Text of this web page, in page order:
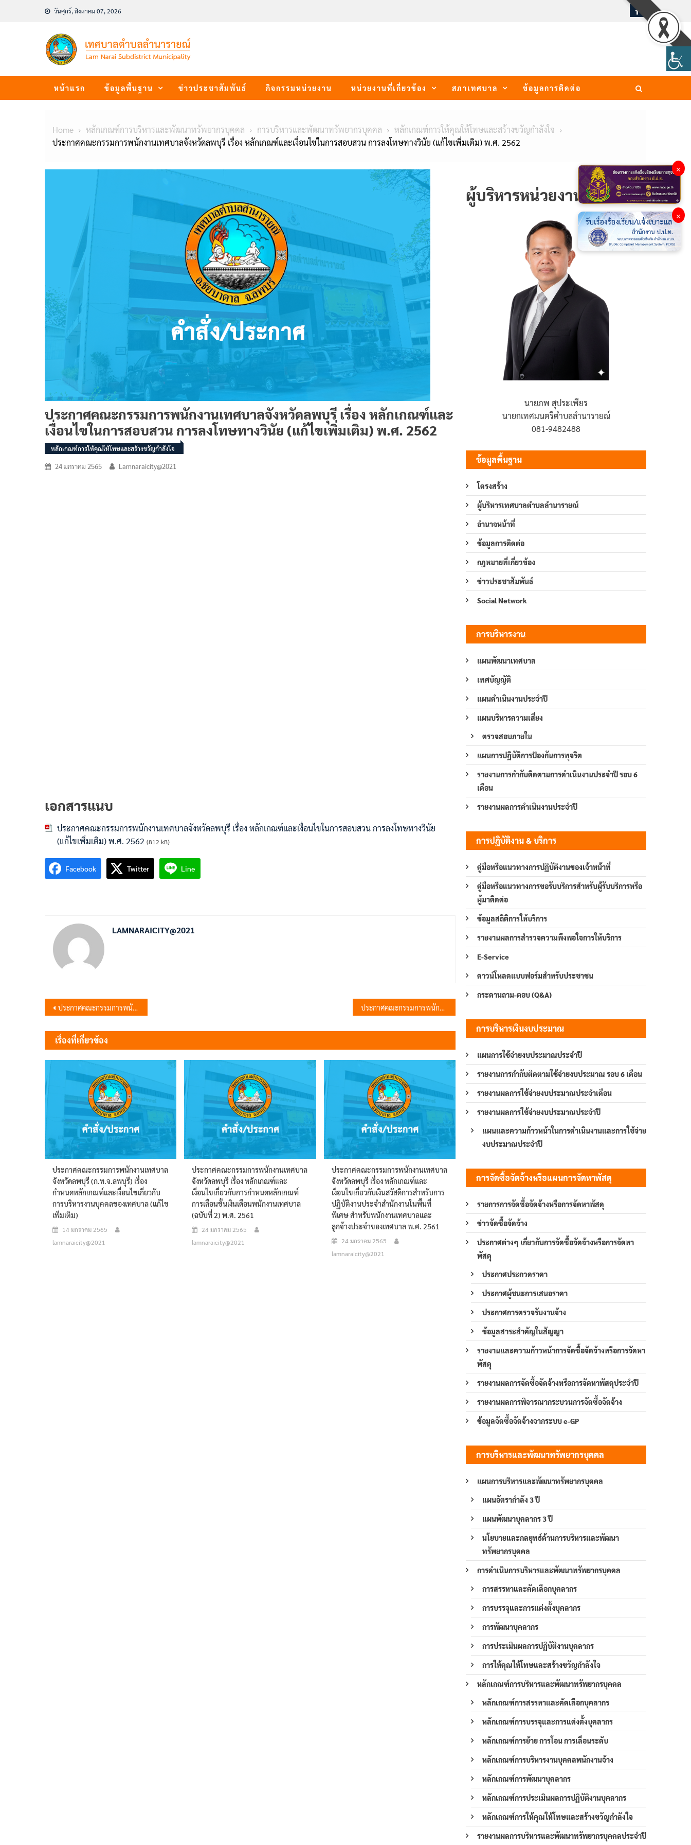
วันศุกร์, สิงหาคม 07, 2026
หน้าแรก ข้อมูลพื้นฐาน ข่าวประชาสัมพันธ์ กิจกรรมหน่วยงาน หน่วยงานที่เกี่ยวข้อง สภาเทศบาล ข้อมูลการติดต่อ
Home หลักเกณฑ์การบริหารและพัฒนาทรัพยากรบุคคล การบริหารและพัฒนาทรัพยากรบุคคล
หลักเกณฑ์การให้คุณให้โทษและสร้างขวัญกำลังใจ
ประกาศคณะกรรมการพนักงานเทศบาลจังหวัดลพบุรี เรื่อง หลักเกณฑ์และเงื่อนไขในการสอบสวน การลงโทษทางวินัย (แก้ไขเพิ่มเติม) พ.ศ. 2562
ประกาศคณะกรรมการพนักงานเทศบาลจังหวัดลพบุรี เรื่อง หลักเกณฑ์และ
เงื่อนไขในการสอบสวน การลงโทษทางวินัย (แก้ไขเพิ่มเติม) พ.ศ. 2562
หลักเกณฑ์การให้คุณให้โทษและสร้างขวัญกำลังใจ
24 มกราคม 2565 Lamnaraicity@2021
เอกสารแนบ
ประกาศคณะกรรมการพนักงานเทศบาลจังหวัดลพบุรี เรื่อง หลักเกณฑ์และเงื่อนไขในการสอบสวน การลงโทษทางวินัย
(แก้ไขเพิ่มเติม) พ.ศ. 2562 (812 kB)
Facebook Twitter Line
LAMNARAICITY@2021
แนะแนว
เรื่อง
ประกาศคณะกรรมการพนักงานเทศบาลจังหวัดลพบุรี เรื่อง หลักเกณฑ์และเงื่อนไขเกี่ยวกับสิทธิการอุทธรณ์ การพิจาณาอุทธรณ์และการร้องทุกข์ พ.ศ. 2558 ประกาศคณะกรรมการพนักงานเทศบาลจังหวัดลพบุรี เรื่อง หลักเกณฑ์และเงื่อนไขในการสอบสวน การลงโทษทางวินัย พ.ศ. 2558
เรื่องที่เกี่ยวข้อง
ประกาศคณะกรรมการพนักงานเทศบาล
จังหวัดลพบุรี (ก.ท.จ.ลพบุรี) เรื่อง
กำหนดหลักเกณฑ์และเงื่อนไขเกี่ยวกับ
การบริหารงานบุคคลของเทศบาล (แก้ไข
เพิ่มเติม)
14 มกราคม 2565
lamnaraicity@2021
ประกาศคณะกรรมการพนักงานเทศบาล
จังหวัดลพบุรี เรื่อง หลักเกณฑ์และ
เงื่อนไขเกี่ยวกับการกำหนดหลักเกณฑ์
การเลื่อนขั้นเงินเดือนพนักงานเทศบาล
(ฉบับที่ 2) พ.ศ. 2561
24 มกราคม 2565
lamnaraicity@2021
ประกาศคณะกรรมการพนักงานเทศบาล
จังหวัดลพบุรี เรื่อง หลักเกณฑ์และ
เงื่อนไขเกี่ยวกับเงินสวัสดิการสำหรับการ
ปฏิบัติงานประจำสำนักงานในพื้นที่
พิเศษ สำหรับพนักงานเทศบาลและ
ลูกจ้างประจำของเทศบาล พ.ศ. 2561
24 มกราคม 2565
lamnaraicity@2021
ผู้บริหารหน่วยงาน
นายภพ สุประเพียร
นายกเทศมนตรีตำบลลำนารายณ์
081-9482488
ข้อมูลพื้นฐาน
โครงสร้าง
ผู้บริหารเทศบาลตำบลลำนารายณ์
อำนาจหน้าที่
ข้อมูลการติดต่อ
กฎหมายที่เกี่ยวข้อง
ข่าวประชาสัมพันธ์
Social Network
การบริหารงาน
แผนพัฒนาเทศบาล
เทศบัญญัติ
แผนดำเนินงานประจำปี
แผนบริหารความเสี่ยง
ตรวจสอบภายใน
แผนการปฏิบัติการป้องกันการทุจริต
รายงานการกำกับติดตามการดำเนินงานประจำปี รอบ 6
เดือน
รายงานผลการดำเนินงานประจำปี
การปฏิบัติงาน & บริการ
คู่มือหรือแนวทางการปฏิบัติงานของเจ้าหน้าที่
คู่มือหรือแนวทางการขอรับบริการสำหรับผู้รับบริการหรือ
ผู้มาติดต่อ
ข้อมูลสถิติการให้บริการ
รายงานผลการสำรวจความพึงพอใจการให้บริการ
E-Service
ดาวน์โหลดแบบฟอร์มสำหรับประชาชน
กระดานถาม-ตอบ (Q&A)
การบริหารเงินงบประมาณ
แผนการใช้จ่ายงบประมาณประจำปี
รายงานการกำกับติดตามใช้จ่ายงบประมาณ รอบ 6 เดือน
รายงานผลการใช้จ่ายงบประมาณประจำเดือน
รายงานผลการใช้จ่ายงบประมาณประจำปี
แผนและความก้าวหน้าในการดำเนินงานและการใช้จ่าย
งบประมาณประจำปี
การจัดซื้อจัดจ้างหรือแผนการจัดหาพัสดุ
รายการการจัดซื้อจัดจ้างหรือการจัดหาพัสดุ
ข่าวจัดซื้อจัดจ้าง
ประกาศต่างๆ เกี่ยวกับการจัดซื้อจัดจ้างหรือการจัดหา
พัสดุ
ประกาศประกวดราคา
ประกาศผู้ชนะการเสนอราคา
ประกาศการตรวจรับงานจ้าง
ข้อมูลสาระสำคัญในสัญญา
รายงานและความก้าวหน้าการจัดซื้อจัดจ้างหรือการจัดหา
พัสดุ
รายงานผลการจัดซื้อจัดจ้างหรือการจัดหาพัสดุประจำปี
รายงานผลการพิจารณากระบวนการจัดซื้อจัดจ้าง
ข้อมูลจัดซื้อจัดจ้างจากระบบ e-GP
การบริหารและพัฒนาทรัพยากรบุคคล
แผนการบริหารและพัฒนาทรัพยากรบุคคล
แผนอัตรากำลัง 3 ปี
แผนพัฒนาบุคลากร 3 ปี
นโยบายและกลยุทธ์ด้านการบริหารและพัฒนา
ทรัพยากรบุคคล
การดำเนินการบริหารและพัฒนาทรัพยากรบุคคล
การสรรหาและคัดเลือกบุคลากร
การบรรจุและการแต่งตั้งบุคลากร
การพัฒนาบุคลากร
การประเมินผลการปฏิบัติงานบุคลากร
การให้คุณให้โทษและสร้างขวัญกำลังใจ
หลักเกณฑ์การบริหารและพัฒนาทรัพยากรบุคคล
หลักเกณฑ์การสรรหาและคัดเลือกบุคลากร
หลักเกณฑ์การบรรจุและการแต่งตั้งบุคลากร
หลักเกณฑ์การย้าย การโอน การเลื่อนระดับ
หลักเกณฑ์การบริหารงานบุคคลพนักงานจ้าง
หลักเกณฑ์การพัฒนาบุคลากร
หลักเกณฑ์การประเมินผลการปฏิบัติงานบุคลากร
หลักเกณฑ์การให้คุณให้โทษและสร้างขวัญกำลังใจ
รายงานผลการบริหารและพัฒนาทรัพยากรบุคคลประจำปี
×
×